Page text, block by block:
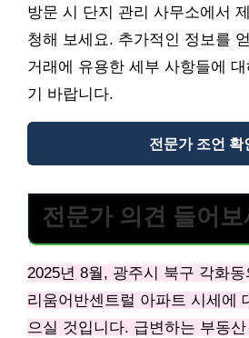
방문 시 단지 관리 사무소에서
청해 보세요. 추가적인 정보를
거래에 유용한 세부 사항들에 대
기 바랍니다.
전문가 조언 확
전문가 의견 들어보
2025년 8월, 광주시 북구 각화
리움어반센트럴 아파트 시세에
으실 것입니다. 급변하는 부동